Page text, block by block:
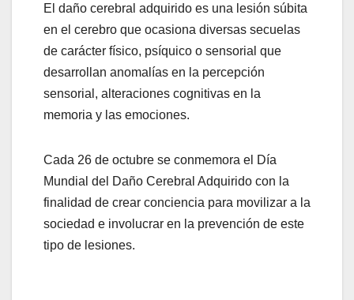
El daño cerebral adquirido es una lesión súbita
en el cerebro que ocasiona diversas secuelas
de carácter físico, psíquico o sensorial que
desarrollan anomalías en la percepción
sensorial, alteraciones cognitivas en la
memoria y las emociones.
Cada 26 de octubre se conmemora el Día
Mundial del Daño Cerebral Adquirido con la
finalidad de crear conciencia para movilizar a la
sociedad e involucrar en la prevención de este
tipo de lesiones.